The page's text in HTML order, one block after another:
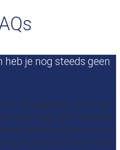
heb je nog steeds geen
je Gmail gebruikt, check dan
e-mails” map. Voor het beste
(nederland@younity.one)
van te zijn dat je onze e-mails